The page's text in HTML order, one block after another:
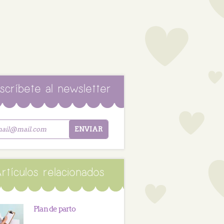
al newsletter
relacionados
Plan de parto